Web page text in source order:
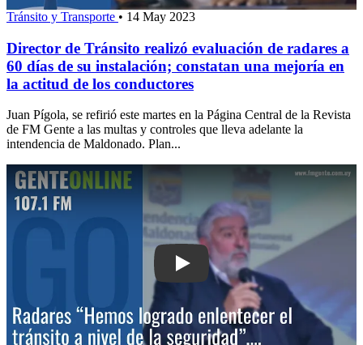
Tránsito y Transporte • 14 May 2023
Director de Tránsito realizó evaluación de radares a
60 días de su instalación; constatan una mejoría en
la actitud de los conductores
Juan Pígola, se refirió este martes en la Página Central de la Revista
de FM Gente a las multas y controles que lleva adelante la
intendencia de Maldonado. Plan...
Play: Radares: “Hemos logrado